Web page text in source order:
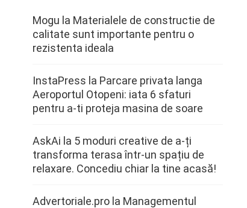
Mogu la Materialele de constructie de
calitate sunt importante pentru o
rezistenta ideala
InstaPress la Parcare privata langa
Aeroportul Otopeni: iata 6 sfaturi
pentru a-ti proteja masina de soare
AskAi la 5 moduri creative de a-ți
transforma terasa într-un spațiu de
relaxare. Concediu chiar la tine acasă!
Advertoriale.pro la Managementul